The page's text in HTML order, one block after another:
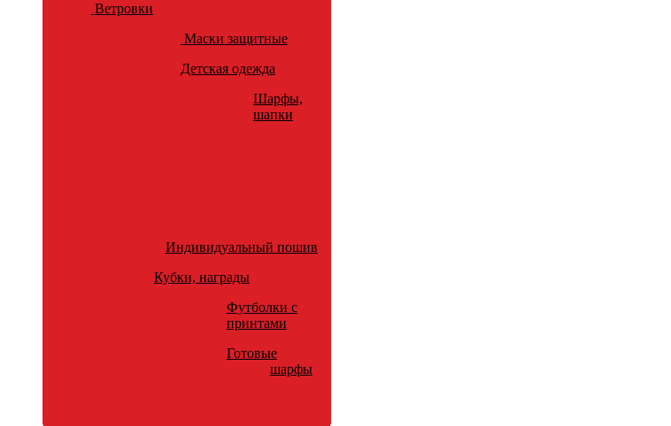
Ветровки
Маски защитные
Детская одежда
Шарфы,
шапки
Индивидуальный пошив
Кубки, награды
Футболки с
принтами
Готовые
шарфы